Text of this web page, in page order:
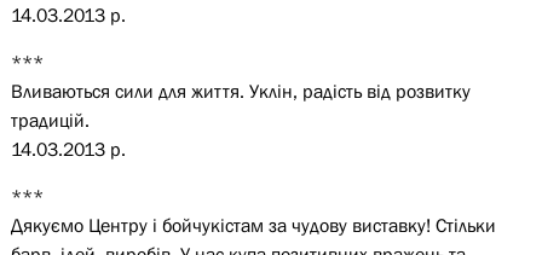
14.03.2013 р.
***
Вливаються сили для життя. Уклін, радість від розвитку
традицій.
14.03.2013 р.
***
Дякуємо Центру і бойчукістам за чудову виставку! Стільки